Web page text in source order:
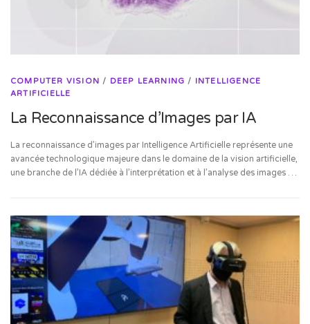
COMPUTER VISION / DEEP LEARNING / INTELLIGENCE
ARTIFICIELLE
La Reconnaissance d’Images par IA
La reconnaissance d’images par Intelligence Artificielle représente une
avancée technologique majeure dans le domaine de la vision artificielle,
une branche de l’IA dédiée à l’interprétation et à l’analyse des images …